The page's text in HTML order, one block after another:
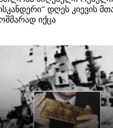
დღეს კიევის
იქცა